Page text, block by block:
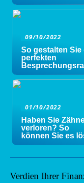
09/10/2022
So gestalten Sie
perfekten
01/10/2022
Haben Sie
verloren? So
können Sie es
Verdien Ihrer